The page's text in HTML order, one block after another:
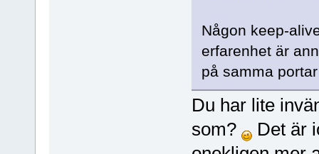
Någon keep-
erfarenhet är
på samma
Du har lite
som?
Det är